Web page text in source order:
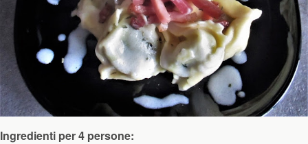
Ingredienti per 4 persone: